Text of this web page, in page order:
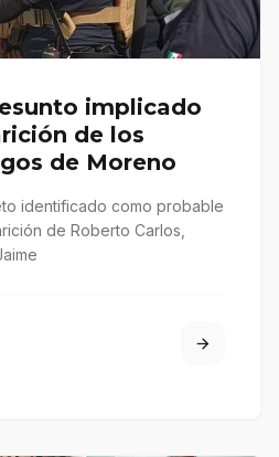
implicado
de los
de Moreno
identificado como probable
de Roberto Carlos,